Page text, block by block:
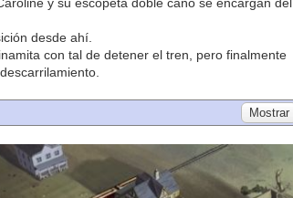
desde ahí.
con tal de detener el tren, pero finalmente